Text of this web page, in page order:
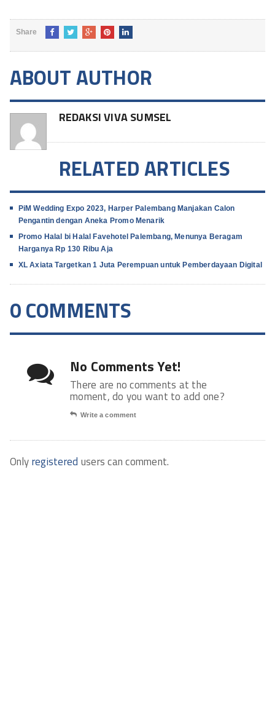
Share
ABOUT AUTHOR
REDAKSI VIVA SUMSEL
RELATED ARTICLES
PiM Wedding Expo 2023, Harper Palembang Manjakan Calon
Pengantin dengan Aneka Promo Menarik
Promo Halal bi Halal Favehotel Palembang, Menunya Beragam
Harganya Rp 130 Ribu Aja
XL Axiata Targetkan 1 Juta Perempuan untuk Pemberdayaan Digital
0 COMMENTS
No Comments Yet!
There are no comments at the
moment, do you want to add one?
Write a comment
Onlyregistered users can comment.